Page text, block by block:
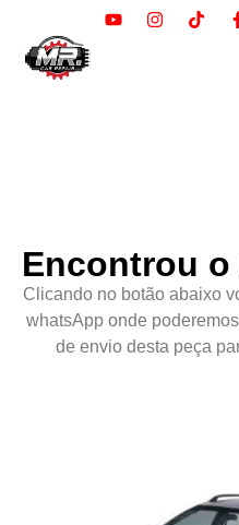
Encontrou
Clicando no botão abaixo
whatsApp onde
de envio desta peça